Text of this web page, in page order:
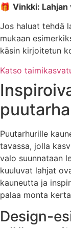
🎁 Vinkki:
Jos haluat tehdä
mukaan
käsin kirjoitetun
Katso
Puutarhurille
tavassa, jolla
valo suunnataan
kuuluvat lahjat
kauneutta ja
palaa monta
Design-